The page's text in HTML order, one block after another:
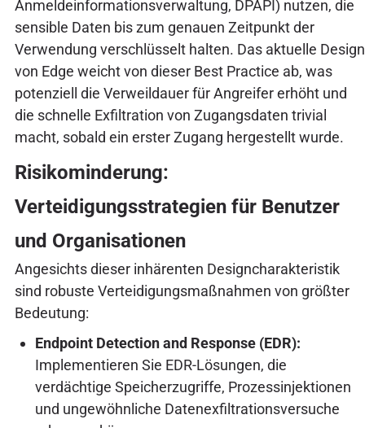
Anmeldeinformationsverwaltung, DPAPI) nutzen, die
sensible Daten bis zum genauen Zeitpunkt der
Verwendung verschlüsselt halten. Das aktuelle Design
von Edge weicht von dieser Best Practice ab, was
potenziell die Verweildauer für Angreifer erhöht und
die schnelle Exfiltration von Zugangsdaten trivial
macht, sobald ein erster Zugang hergestellt wurde.
Risikominderung:
Verteidigungsstrategien für Benutzer
und Organisationen
Angesichts dieser inhärenten Designcharakteristik
sind robuste Verteidigungsmaßnahmen von größter
Bedeutung:
Endpoint Detection and Response (EDR):
Implementieren Sie EDR-Lösungen, die
verdächtige Speicherzugriffe, Prozessinjektionen
und ungewöhnliche Datenexfiltrationsversuche